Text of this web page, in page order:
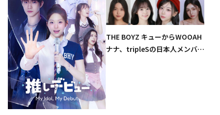
THE BOYZ キューからWOOAH
ナナ、tripleSの日本人メンバー